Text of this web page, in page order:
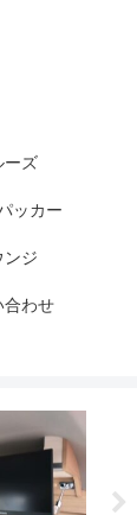
ーズ
ッカー
ンジ
合わせ